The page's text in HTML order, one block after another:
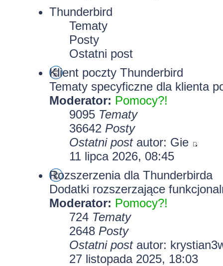
Thunderbird
Tematy
Posty
Ostatni post
Klient poczty Thunderbird
Tematy specyficzne dla klienta
Moderator: Pomocy?!
9095 Tematy
36642 Posty
Ostatni postautor: Gie
11 lipca 2026, 08:45
Rozszerzenia dla Thunderbirda
Dodatki rozszerzające
Moderator: Pomocy?!
724 Tematy
2648 Posty
Ostatni postautor:
27 listopada 2025, 18:03